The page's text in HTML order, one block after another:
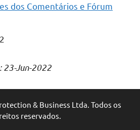
dos Comentários e Fórum
2
23-Jun-2022
& Business Ltda. Todos os
reservados.